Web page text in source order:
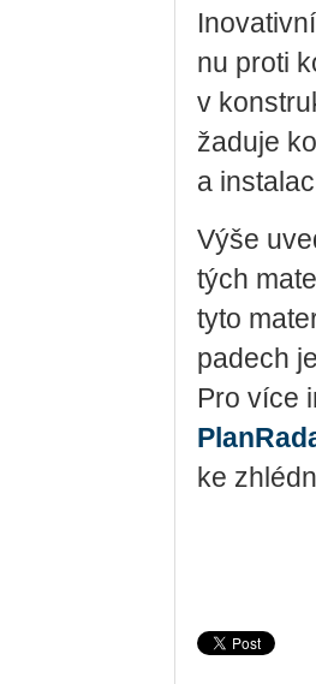
nu proti
v
ža­du­je
a
Výše
tých
tyto
pa­dech
Pro více
ke